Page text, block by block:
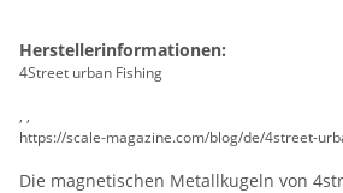
Herstellerinformationen:
4Street urban Fishing
, ,
https://scale-magazine.com/blog/de/4street-
Die magnetischen Metallkugeln von